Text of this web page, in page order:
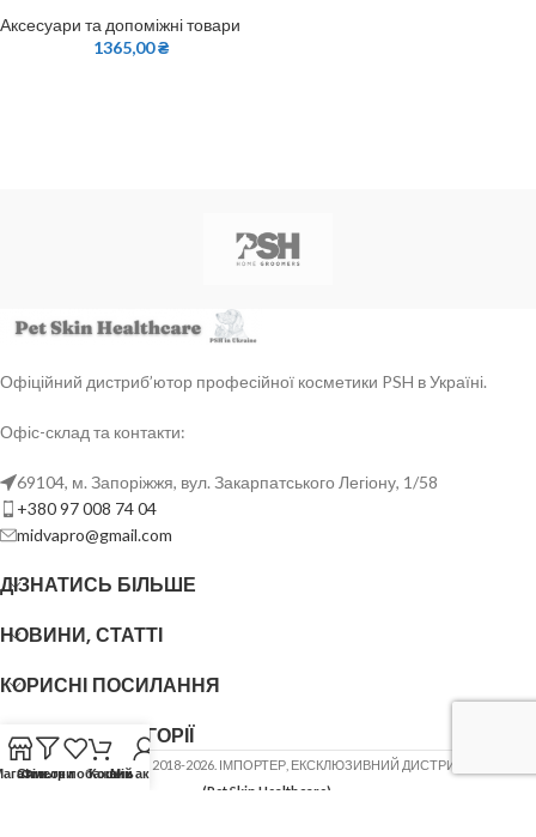
Аксесуари та допоміжні товари
1365,00₴
Офіційний дистриб’ютор професійної косметики PSH в Україні.
Офіс-склад та контакти:
69104, м. Запоріжжя, вул. Закарпатського Легіону, 1/58
+380 97 008 74 04
midvapro@gmail.com
ДІЗНАТИСЬ БІЛЬШЕ
НОВИНИ, СТАТТІ
КОРИСНІ ПОСИЛАННЯ
ОСНОВНІ КАТЕГОРІЇ
ФОП ШОВГЕНЮК Ю.В. 2018-2026. ІМПОРТЕР, ЕКСКЛЮЗИВНИЙ ДИСТРИБ'ЮТОР
(Pet Skin Healthcare)
Фільтри
Список побажань
КошикМій акаунт